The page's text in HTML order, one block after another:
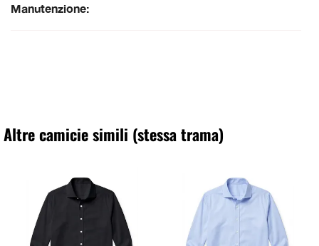
Manutenzione:
Altre camicie simili (stessa trama)